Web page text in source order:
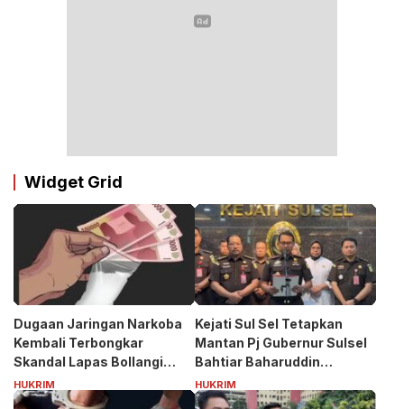
Widget Grid
Dugaan Jaringan Narkoba
Kembali Terbongkar
Skandal Lapas Bollangi
Siapa Puang ASS?
HUKRIM
Kejati Sul Sel Tetapkan
Mantan Pj Gubernur Sulsel
Bahtiar Baharuddin
Tersangka Kasus Korupsi
Bibit Nanas Rp50 Miliar
HUKRIM